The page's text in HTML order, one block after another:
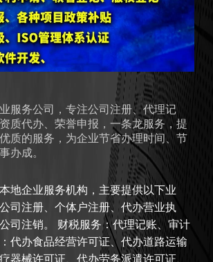
服务公司，专注公司注册、代理记
质代办、荣誉申报，一条龙服务，提
质的服务，为企业节省办理时间、节
办成。
地企业服务机构，主要提供以下业
司注册、个体户注册、代办营业执
司注销。 财税服务：代理记账、审计
代办食品经营许可证、代办道路运输
器械许可证、代办劳务派遣许可证、